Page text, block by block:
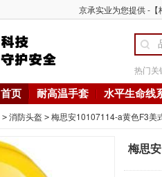
京承实业为您提供 -
热门关
首页 耐高温手套 水平生命线
> 消防头盔 > 梅思安10107114-a黄色F3美
梅思